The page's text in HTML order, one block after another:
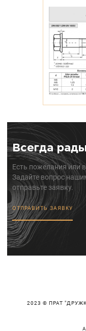
Всегда
Есть пожелания или
Задайте вопрос
отправьте заявку.
ОТПРАВИТЬ ЗАЯВКУ
2023 © ПРАТ